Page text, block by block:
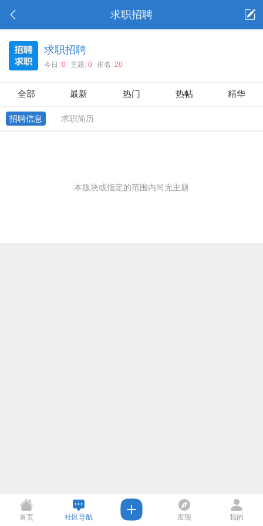
求职招聘
求职招聘
今日:0 主题:0 排名:20
全部 最新 热门 热帖 精华
招聘信息 求职简历
本版块或指定的范围内尚无主题
首页 社区导航 发现 我的